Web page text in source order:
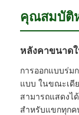
ร่มกันแสง UV
ร่มเด็ก
ร่มชายหาด
คุณสมบัติ
หลังคาขนาด
การออกแบบร่ม
แบบ ในขณะเดี
สามารถแสดงไ
สำหรับแขกทุกค